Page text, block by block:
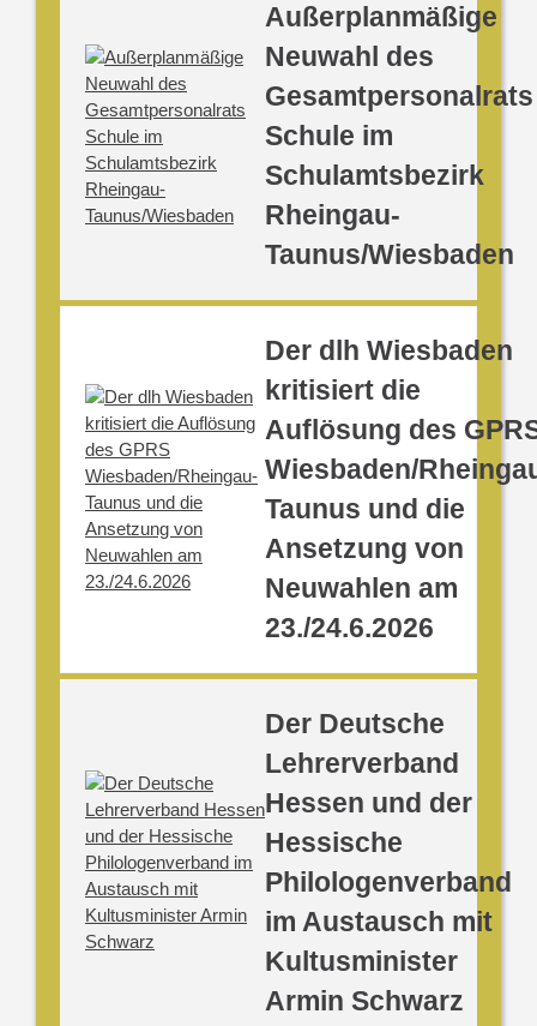
Außerplanmäßige
Neuwahl des
Gesamtpersonalrats
Schule im
Schulamtsbezirk
Rheingau-
Taunus/Wiesbaden
Der dlh Wiesbaden
kritisiert die
Auflösung des
Wiesbaden/
Taunus und die
Ansetzung von
Neuwahlen am
23./24.6.2026
Der Deutsche
Lehrerverband
Hessen und der
Hessische
Philologenverband
im Austausch mit
Kultusminister
Armin Schwarz